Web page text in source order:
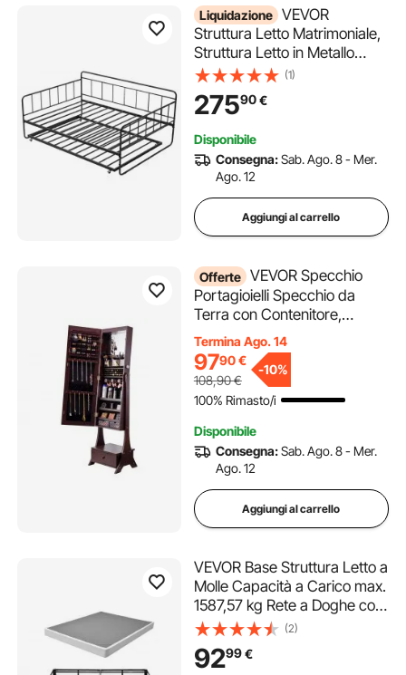
Liquidazione VEVOR
Struttura Letto Matrimoniale,
Struttura Letto in Metallo
Resistente con Rotelle, Lettino
Matrimoniale con Supporto a
Doghe in Metallo per
Facile da Montare, Nero
(1)
27590€
Disponibile
Consegna:Sab. Ago. 8 - Mer.
Ago. 12
Aggiungi al carrello
Offerte VEVOR Specchio
Portagioielli Specchio da
Terra con Contenitore,
Organizzatore per Gioielli
Serratura Specchio a Figura
Intera con Luce LED Interna,
Cassetto Mobile Portagioielli
Autoportante, Marrone
Termina Ago. 14
9790€
108,90€
-10%
100% Rimasto/i
Disponibile
Consegna:Sab. Ago. 8 - Mer.
Ago. 12
Aggiungi al carrello
VEVOR Base Struttura Letto a
Molle Capacità a Carico max.
1587,57 kg Rete a Doghe con
Rivestimento in Tessuto
Lavabile, Struttura per Letto
Matrimoniale Queen Size,
(2)
9299€